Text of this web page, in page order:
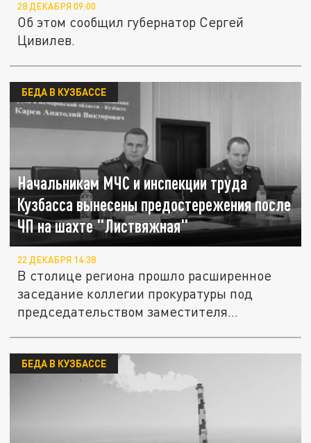
28 ДЕКАБРЯ 09:00
Об этом сообщил губернатор Сергей
Цивилев.
Начальникам МЧС и инспекции труда
Кузбасса вынесены предостережения после
ЧП на шахте "Листвяжная"
БЕДА В КУЗБАССЕ
22 ДЕКАБРЯ 14:38
В столице региона прошло расширенное
заседание коллегии прокуратуры под
председательством заместителя...
БЕДА В КУЗБАССЕ